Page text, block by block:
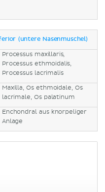
(untere Nasenmuschel)
Processus maxillaris,
Processus ethmoidalis,
Processus lacrimalis
Maxilla, Os ethmoidale, Os
lacrimale, Os palatinum
Enchondral aus knorpeliger
Anlage